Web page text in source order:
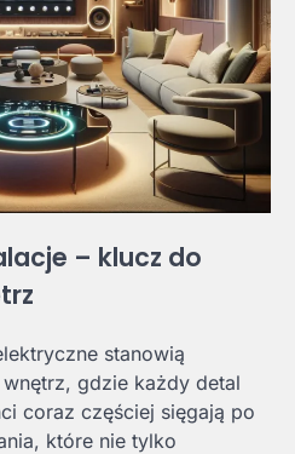
– klucz do
stanowią
gdzie każdy detal
coraz częściej sięgają po
które nie tylko